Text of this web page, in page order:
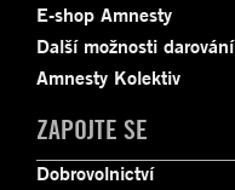
E-shop Amnesty
Další možnosti darování
Amnesty Kolektiv
ZAPOJTE SE
Dobrovolnictví